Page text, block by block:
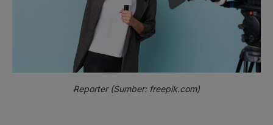
Reporter (Sumber: freepik.com)